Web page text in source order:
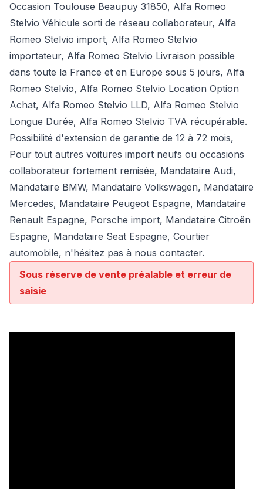
Occasion Toulouse Beaupuy 31850, Alfa Romeo
Stelvio Véhicule sorti de réseau collaborateur, Alfa
Romeo Stelvio import, Alfa Romeo Stelvio
importateur, Alfa Romeo Stelvio Livraison possible
dans toute la France et en Europe sous 5 jours, Alfa
Romeo Stelvio, Alfa Romeo Stelvio Location Option
Achat, Alfa Romeo Stelvio LLD, Alfa Romeo Stelvio
Longue Durée, Alfa Romeo Stelvio TVA récupérable.
Possibilité d'extension de garantie de 12 à 72 mois,
Pour tout autres voitures import neufs ou occasions
collaborateur fortement remisée, Mandataire Audi,
Mandataire BMW, Mandataire Volkswagen, Mandataire
Mercedes, Mandataire Peugeot Espagne, Mandataire
Renault Espagne, Porsche import, Mandataire Citroën
Espagne, Mandataire Seat Espagne, Courtier
automobile, n'hésitez pas à nous contacter.
Sous réserve de vente préalable et erreur de
saisie